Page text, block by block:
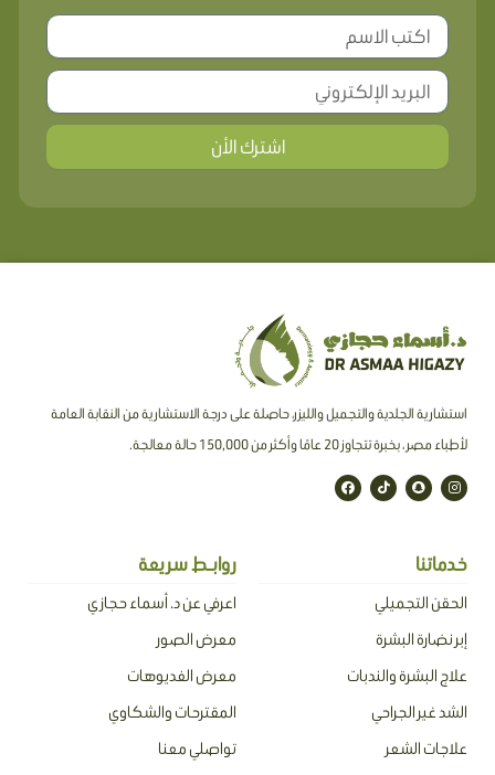
اشترك الأن
استشارية الجلدية والتجميل والليزر، حاصلة على درجة الاستشارية من النقابة العامة
لأطباء مصر ، بخبرة تتجاوز 20 عامًا وأكثر من 150,000 حالة معالجة.
I
n
s
a
S
n
a
a
t
T
i
k
F
a
c
خدماتنا
الحقن التجميلي
إبر نضارة البشرة
علاج البشرة والندبات
الشد غير الجراحي
علاجات الشعر
روابـط سريعة
اعرفي عن د. أسماء حجازي
معرض الصور
معرض الفديوهات
المقترحات والشكاوي
تواصلي معنا